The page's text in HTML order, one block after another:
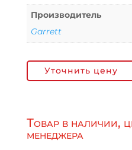
Производитель
Garrett
Уточнить цену
Товар в наличии,
менеджера